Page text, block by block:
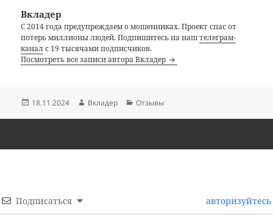
Вкладер
С 2014 года предупреждаем о мошенниках. Проект спас от
потерь миллионы людей. Подпишитесь на наштелеграм-
каналс 19 тысячами подписчиков.
Посмотреть все записи автора Вкладер
Опубликовано
18.11.2024 Автор
Вкладер Рубрики
Отзывы
Подписаться авторизуйтесь